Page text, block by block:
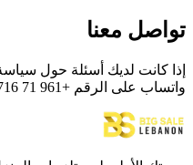
تواصل معنا
إذا كانت لديك أسئلة حول
واتساب على الرقم +961 71 716 263.